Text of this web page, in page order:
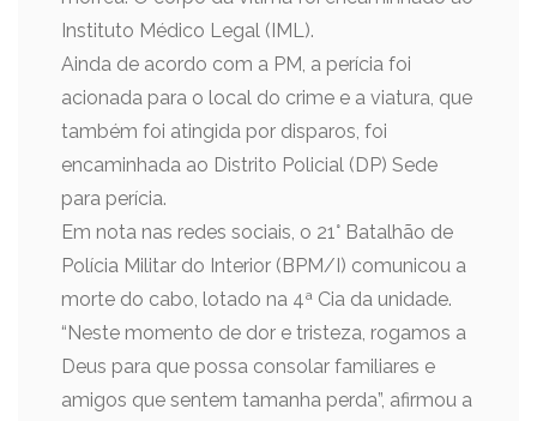
Instituto Médico Legal (IML).
Ainda de acordo com a PM, a perícia foi
acionada para o local do crime e a viatura, que
também foi atingida por disparos, foi
encaminhada ao Distrito Policial (DP) Sede
para perícia.
Em nota nas redes sociais, o 21° Batalhão de
Polícia Militar do Interior (BPM/I) comunicou a
morte do cabo, lotado na 4ª Cia da unidade.
“Neste momento de dor e tristeza, rogamos a
Deus para que possa consolar familiares e
amigos que sentem tamanha perda”, afirmou a